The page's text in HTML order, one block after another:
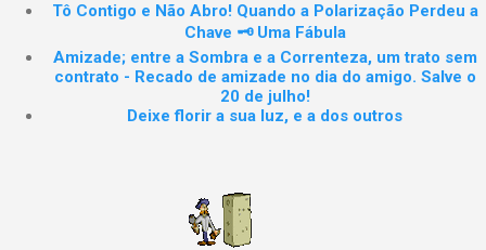
Tô Contigo e Não Abro! Quando a Polarização Perdeu a
Chave 🗝️ Uma Fábula
Amizade; entre a Sombra e a Correnteza, um trato sem
contrato - Recado de amizade no dia do amigo. Salve o
20 de julho!
Deixe florir a sua luz, e a dos outros